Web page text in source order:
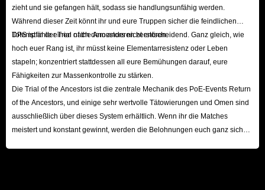
zieht und sie gefangen hält, sodass sie handlungsunfähig werden.
Während dieser Zeit könnt ihr und eure Truppen sicher die feindlichen
Totempfähle einen nach dem anderen zerstören.
DPS ist in der Trial of the Ancestors nicht entscheidend. Ganz gleich, wie
hoch euer Rang ist, ihr müsst keine Elementarresistenz oder Leben
stapeln; konzentriert stattdessen all eure Bemühungen darauf, eure
Fähigkeiten zur Massenkontrolle zu stärken.
Die Trial of the Ancestors ist die zentrale Mechanik des PoE-Events Return
of the Ancestors, und einige sehr wertvolle Tätowierungen und Omen sind
ausschließlich über dieses System erhältlich. Wenn ihr die Matches
meistert und konstant gewinnt, werden die Belohnungen euch ganz sicher